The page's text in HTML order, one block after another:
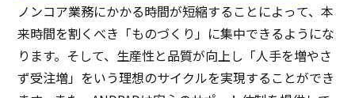
ノンコア業務にかかる時間が短縮することによって、本
来時間を割くべき「ものづくり」に集中できるようにな
ります。そして、生産性と品質が向上し「人手を増やさ
ず受注増」をいう理想のサイクルを実現することができ